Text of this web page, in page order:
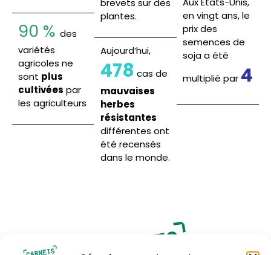
90 % des
variétés
agricoles ne
sont plus
cultivées par
les agriculteurs
brevets sur des
plantes.
Aujourd’hui,
478 cas de
mauvaises
herbes
résistantes
différentes ont
été recensés
dans le monde.
en vingt ans, le
prix des
semences de
soja a été
multiplié par 4